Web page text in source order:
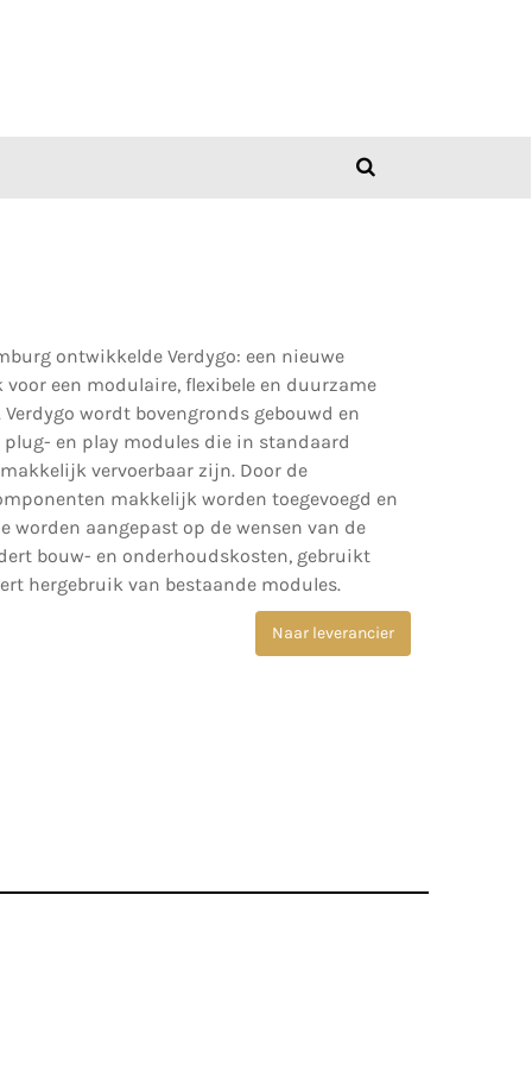
ontwikkelde Verdygo: een nieuwe
een modulaire, flexibele en duurzame
wordt bovengronds gebouwd en
en play modules die in standaard
vervoerbaar zijn. Door de
makkelijk worden toegevoegd en
worden aangepast op de wensen van de
bouw- en onderhoudskosten, gebruikt
hergebruik van bestaande modules.
Naar leverancier